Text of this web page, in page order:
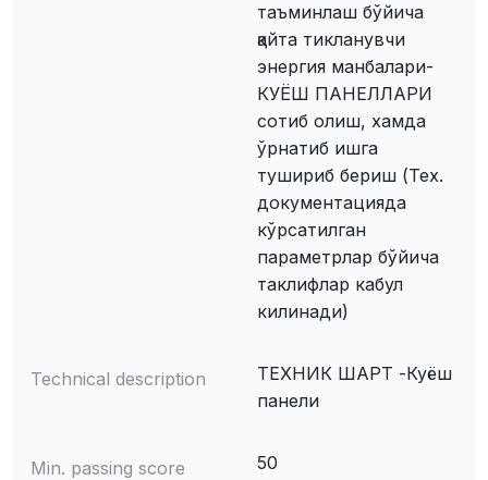
таъминлаш бўйича
қайта тикланувчи
энергия манбалари-
КУЁШ ПАНЕЛЛАРИ
сотиб олиш, хамда
ўрнатиб ишга
тушириб бериш (Тех.
документацияда
кўрсатилган
параметрлар бўйича
таклифлар кабул
килинади)
Technical description
ТЕХНИК ШАРТ -Куёш
панели
Min. passing score 50